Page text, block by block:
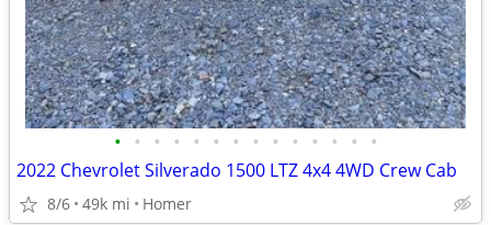
• • • • • • • • • • • • • •
2022 Chevrolet Silverado 1500 LTZ 4x4 4WD Crew Cab
8/6 49k mi Homer